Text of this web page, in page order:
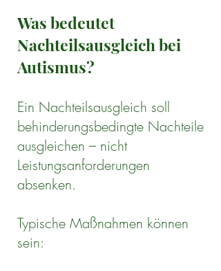
Was bedeutet
Nachteilsausgleich bei
Autismus?
Ein Nachteilsausgleich soll
behinderungsbedingte Nachteile
ausgleichen – nicht
Leistungsanforderungen
absenken.
Typische Maßnahmen können
sein: